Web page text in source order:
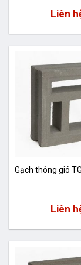
Liên
Gạch thông gió
Liên